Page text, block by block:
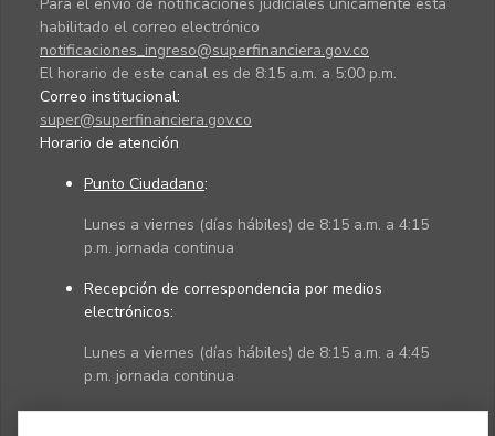
Para el envío de notificaciones judiciales únicamente está
habilitado el correo electrónico
notificaciones_ingreso@superfinanciera.gov.co
El horario de este canal es de 8:15 a.m. a 5:00 p.m.
Correo institucional:
super@superfinanciera.gov.co
Horario de atención
Punto Ciudadano:
Lunes a viernes (días hábiles) de 8:15 a.m. a 4:15
p.m. jornada continua
Recepción de correspondencia por medios
electrónicos:
Lunes a viernes (días hábiles) de 8:15 a.m. a 4:45
p.m. jornada continua